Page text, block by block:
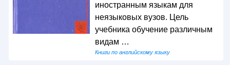
иностранным языкам для
неязыковых вузов. Цель
учебника обучение различным
видам …
Книги по английскому языку